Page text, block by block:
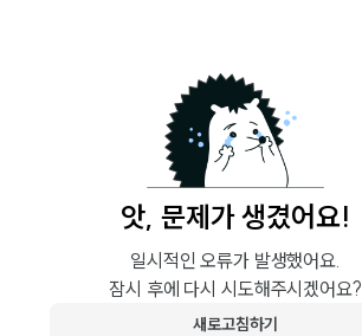
앗, 문제가 생겼어요!
일시적인 오류가 발생했어요.
잠시 후에 다시 시도해주시겠어요?
새로고침하기